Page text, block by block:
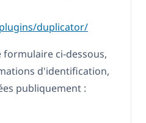
duplicator/
formulaire ci-dessous,
d'identification,
publiquement :